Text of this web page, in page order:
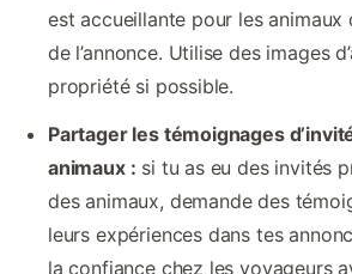
est accueillante pour les
de l’annonce. Utilise des images
propriété si possible.
Partager les témoignages
animaux : si tu as eu des invités
des animaux, demande des
leurs expériences dans tes
la confiance chez les voyageurs